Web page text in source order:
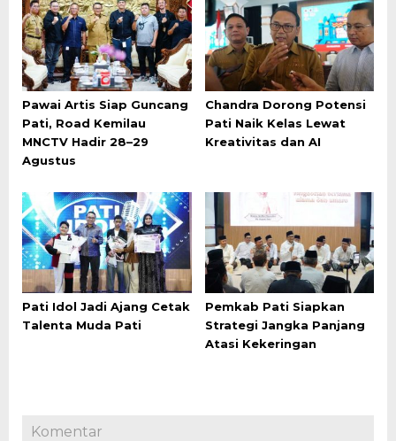
Pawai Artis Siap Guncang
Pati, Road Kemilau
MNCTV Hadir 28–29
Agustus
Chandra Dorong Potensi
Pati Naik Kelas Lewat
Kreativitas dan AI
Pati Idol Jadi Ajang Cetak
Talenta Muda Pati
Pemkab Pati Siapkan
Strategi Jangka Panjang
Atasi Kekeringan
Komentar